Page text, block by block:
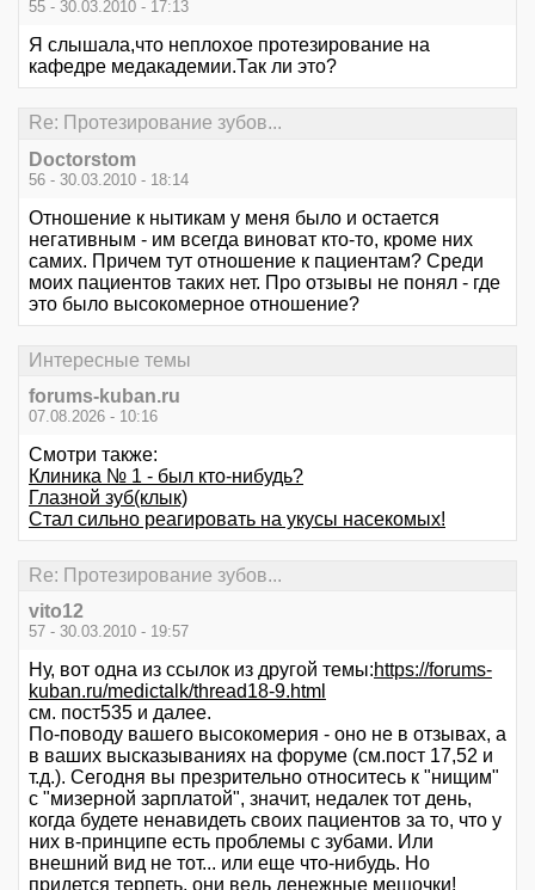
55 - 30.03.2010 - 17:13
Я слышала,что неплохое протезирование на
кафедре медакадемии.Так ли это?
Re: Протезирование зубов...
Doctorstom
56 - 30.03.2010 - 18:14
Отношение к нытикам у меня было и остается
негативным - им всегда виноват кто-то, кроме них
самих. Причем тут отношение к пациентам? Среди
моих пациентов таких нет. Про отзывы не понял - где
это было высокомерное отношение?
Интересные темы
forums-kuban.ru
07.08.2026 - 10:16
Смотри также:
Клиника № 1 - был кто-нибудь?
Глазной зуб(клык)
Стал сильно реагировать на укусы насекомых!
Re: Протезирование зубов...
vito12
57 - 30.03.2010 - 19:57
Ну, вот одна из ссылок из другой темы:https://forums-
kuban.ru/medictalk/thread18-9.html
см. пост535 и далее.
По-поводу вашего высокомерия - оно не в отзывах, а
в ваших высказываниях на форуме (см.пост 17,52 и
т.д.). Сегодня вы презрительно относитесь к "нищим"
с "мизерной зарплатой", значит, недалек тот день,
когда будете ненавидеть своих пациентов за то, что у
них в-принципе есть проблемы с зубами. Или
внешний вид не тот... или еще что-нибудь. Но
придется терпеть, они ведь денежные мешочки!